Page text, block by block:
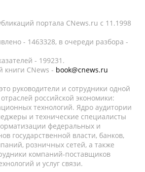
портала CNews.ru c 11.1998
- 1463328, в очереди разбора -
- 199231.
книги CNews - book@cnews.ru
руководители и сотрудники одной
российской экономики:
технологий. Ядро аудитории
и технические специалисты
федеральных и
государственной власти, банков,
розничных сетей, а также
компаний-поставщиков
и услуг связи.